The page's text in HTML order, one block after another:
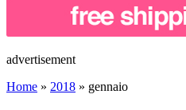
advertisement
Home » 2018 » gennaio